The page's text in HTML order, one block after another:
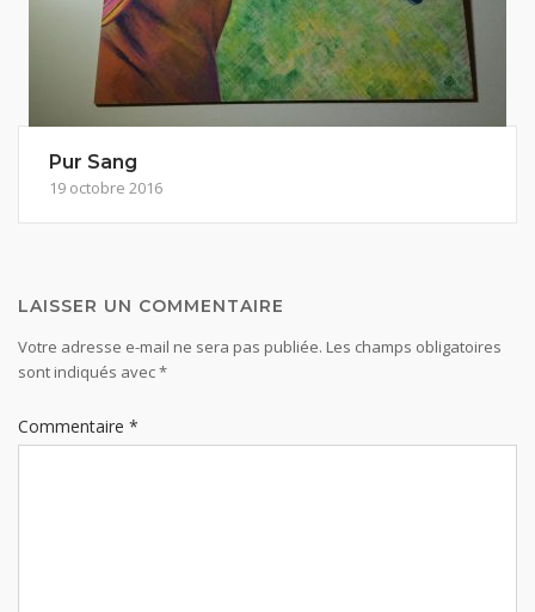
Pur Sang
19 octobre 2016
LAISSER UN COMMENTAIRE
Votre adresse e-mail ne sera pas publiée. Les champs obligatoires
sont indiqués avec*
Commentaire *